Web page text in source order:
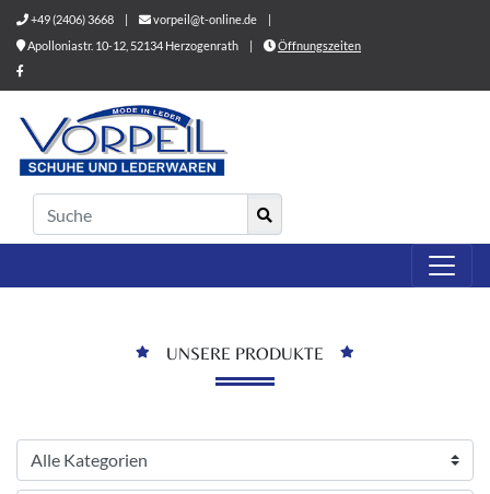
+49 (2406) 3668 | vorpeil@t-online.de
|
Apolloniastr. 10-12, 52134 Herzogenrath
| Öffnungszeiten
UNSERE PRODUKTE